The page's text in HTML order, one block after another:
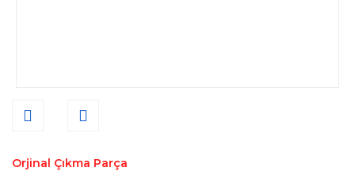
Orjinal Çıkma Parça